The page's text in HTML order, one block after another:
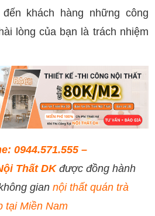
khách hàng những công
lòng của bạn là trách nhiệm
0944.571.555 –
Thất DKđược đồng hành
giannội thất quán trà
tại Miền Nam